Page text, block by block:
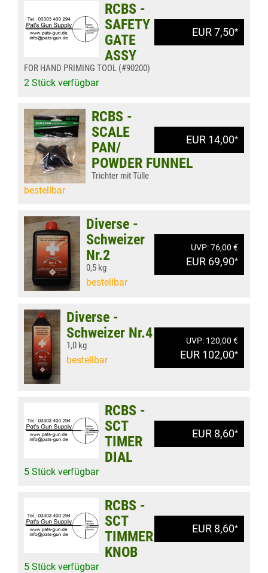
EUR 7,50*
RCBS -
SAFETY
GATE
ASSY
FOR HAND PRIMING TOOL (#90200)
2 Stück verfügbar
EUR 14,00*
RCBS -
SCALE
PAN/
POWDER FUNNEL
Trichter mit Tülle
bestellbar
UVP: 76,00 €
EUR 69,90*
Diverse -
Schweizer
Nr.2
0,5 kg
bestellbar
UVP: 120,00 €
EUR 102,00*
Diverse -
Schweizer Nr.4
1,0 kg
bestellbar
EUR 8,60*
RCBS -
SCT
TIMER
DIAL
5 Stück verfügbar
EUR 8,60*
RCBS -
SCT
TIMMER
KNOB
5 Stück verfügbar